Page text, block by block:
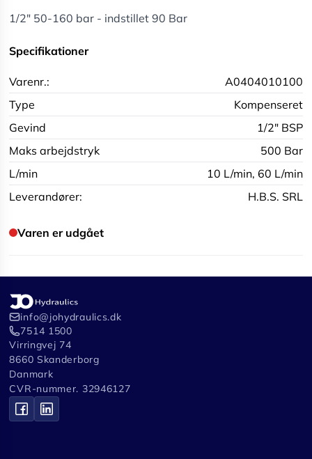
1/2" 50-160 bar - indstillet 90 Bar
Specifikationer
Varenr.:
A0404010100
Type
Kompenseret
Gevind
1/2" BSP
Maks arbejdstryk
500 Bar
L/min
10 L/min, 60 L/min
Leverandører:
H.B.S. SRL
Varen er udgået
info@johydraulics.dk
7514 1500
Virringvej 74
8660 Skanderborg
Danmark
CVR-nummer. 32946127